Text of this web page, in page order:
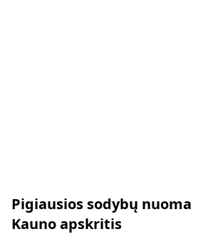
Pigiausios sodybų nuoma
Kauno apskritis